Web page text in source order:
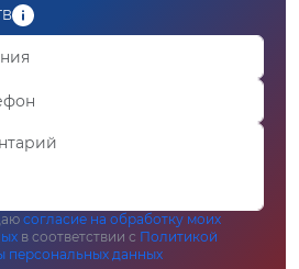
согласие на обработку моих
в соответствии с Политикой
персональных данных